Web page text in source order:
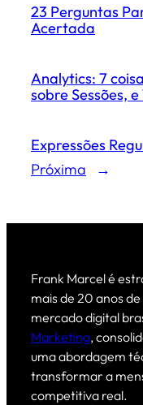
23 Perguntas
Acertada
Analytics: 7
sobre Sessões,
Expressões
Próxima
→
Frank Marcel é
mais de 20 anos
mercado digital
Marketing,
uma abordagem
transformar a
competitiva real.